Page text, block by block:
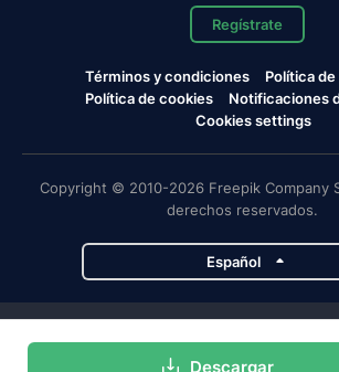
Descargar
Regístrate
Términos y condiciones
Política
Política de cookies
Notificaciones
Cookies settings
Copyright © 2010-2026 Freepik Company
derechos reservados.
Español